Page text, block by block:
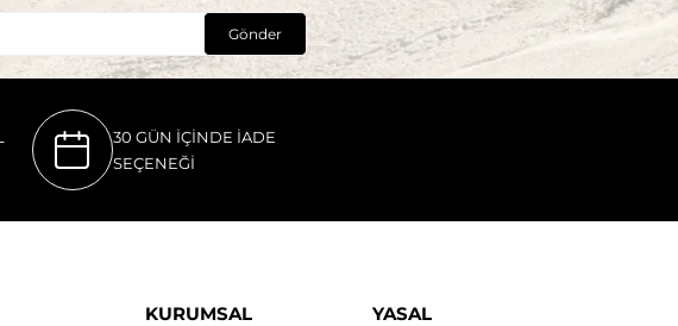
Gönder
30 GÜN İÇİNDE İADE
SEÇENEĞİ
KURUMSAL YASAL